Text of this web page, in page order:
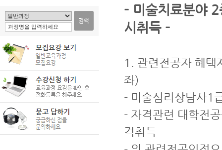
- 미술치료분야
시취득 -
1. 관련전공자 혜
좌)
- 미술심리상담사1
- 자격관련 대학전
격취득